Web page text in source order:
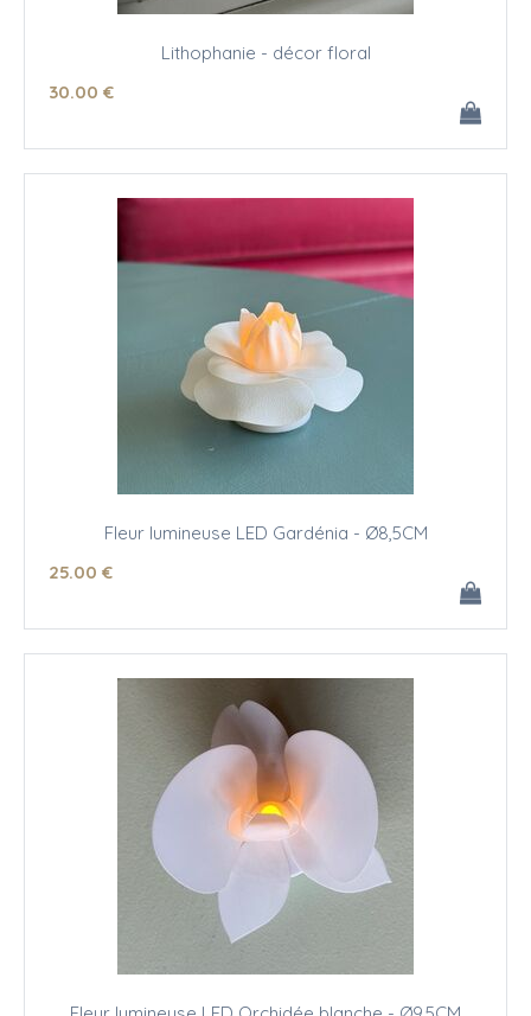
Lithophanie - décor floral
30.00 €
Fleur lumineuse LED Gardénia - Ø8,5CM
25.00 €